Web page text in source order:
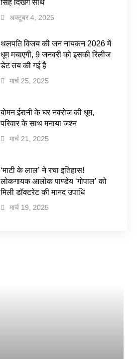
सिंह दिखेंगे साथ
अक्टूबर 4, 2025
थलपति विजय की जन नायकन 2026 में
धूम मचाएगी, 9 जनवरी को इसकी रिलीज
डेट तय की गई है
मार्च 25, 2025
बोमन ईरानी के घर नवरोज की धूम,
परिवार के साथ मनाया जश्न
मार्च 21, 2025
‘माटी के लाल’ ने रचा इतिहास!
लोकगायक आलोक पाण्डेय ‘गोपाल’ को
मिली डॉक्टरेट की मानद उपाधि
मार्च 19, 2025